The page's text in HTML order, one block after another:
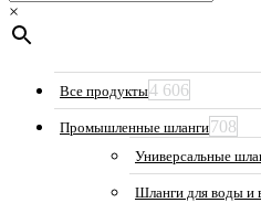
×
Все продукты4 606
Промышленные шланги708
Универсальные
Шланги для воды и